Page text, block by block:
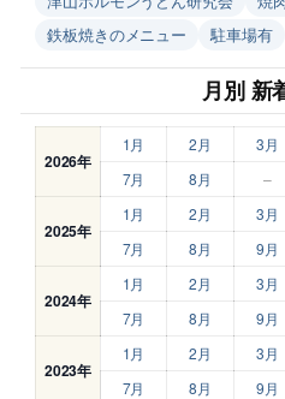
鉄板焼きのメニュー
駐車場有
月別 新
2026年
1月 2月 3月
7月
8月 –
2025年
1月 2月 3月
7月
8月 9月
2024年
1月 2月 3月
7月
8月 9月
2023年
1月 2月 3月
7月
8月 9月